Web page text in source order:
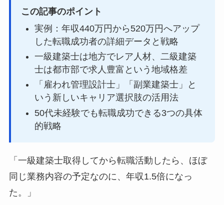
この記事のポイント
実例：年収440万円から520万円へアップ
した転職成功者の詳細データと戦略
一級建築士は地方でレア人材、二級建築
士は都市部で求人豊富という地域格差
「雇われ管理設計士」「副業建築士」と
いう新しいキャリア選択肢の活用法
50代未経験でも転職成功できる3つの具体
的戦略
「一級建築士取得してから転職活動したら、ほぼ
同じ業務内容の予定なのに、年収1.5倍になっ
た。」